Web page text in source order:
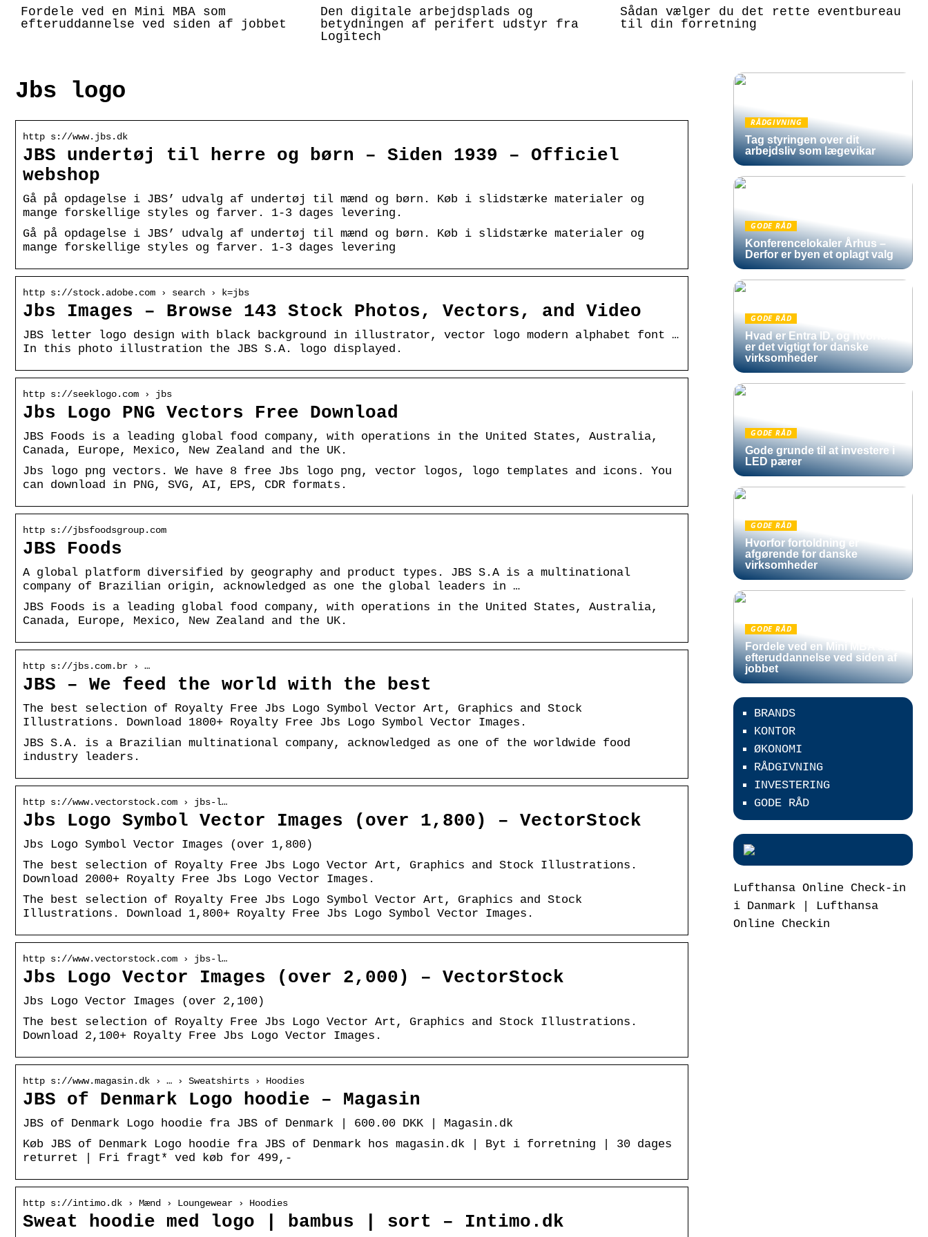
Fordele ved en Mini MBA som
efteruddannelse ved siden af jobbet
Den digitale arbejdsplads og
betydningen af perifert udstyr fra
Logitech
Sådan vælger du det rette eventbureau
til din forretning
Jbs logo
http s://www.jbs.dk
JBS undertøj til herre og børn – Siden 1939 – Officiel
webshop
Gå på opdagelse i JBS’ udvalg af undertøj til mænd og børn. Køb i slidstærke materialer og
mange forskellige styles og farver. 1-3 dages levering.
Gå på opdagelse i JBS’ udvalg af undertøj til mænd og børn. Køb i slidstærke materialer og
mange forskellige styles og farver. 1-3 dages levering
http s://stock.adobe.com › search › k=jbs
Jbs Images – Browse 143 Stock Photos, Vectors, and Video
JBS letter logo design with black background in illustrator, vector logo modern alphabet font …
In this photo illustration the JBS S.A. logo displayed.
http s://seeklogo.com › jbs
Jbs Logo PNG Vectors Free Download
JBS Foods is a leading global food company, with operations in the United States, Australia,
Canada, Europe, Mexico, New Zealand and the UK.
Jbs logo png vectors. We have 8 free Jbs logo png, vector logos, logo templates and icons. You
can download in PNG, SVG, AI, EPS, CDR formats.
http s://jbsfoodsgroup.com
JBS Foods
A global platform diversified by geography and product types. JBS S.A is a multinational
company of Brazilian origin, acknowledged as one the global leaders in …
JBS Foods is a leading global food company, with operations in the United States, Australia,
Canada, Europe, Mexico, New Zealand and the UK.
http s://jbs.com.br › …
JBS – We feed the world with the best
The best selection of Royalty Free Jbs Logo Symbol Vector Art, Graphics and Stock
Illustrations. Download 1800+ Royalty Free Jbs Logo Symbol Vector Images.
JBS S.A. is a Brazilian multinational company, acknowledged as one of the worldwide food
industry leaders.
http s://www.vectorstock.com › jbs-l…
Jbs Logo Symbol Vector Images (over 1,800) – VectorStock
Jbs Logo Symbol Vector Images (over 1,800)
The best selection of Royalty Free Jbs Logo Vector Art, Graphics and Stock Illustrations.
Download 2000+ Royalty Free Jbs Logo Vector Images.
The best selection of Royalty Free Jbs Logo Symbol Vector Art, Graphics and Stock
Illustrations. Download 1,800+ Royalty Free Jbs Logo Symbol Vector Images.
http s://www.vectorstock.com › jbs-l…
Jbs Logo Vector Images (over 2,000) – VectorStock
Jbs Logo Vector Images (over 2,100)
The best selection of Royalty Free Jbs Logo Vector Art, Graphics and Stock Illustrations.
Download 2,100+ Royalty Free Jbs Logo Vector Images.
http s://www.magasin.dk › … › Sweatshirts › Hoodies
JBS of Denmark Logo hoodie – Magasin
JBS of Denmark Logo hoodie fra JBS of Denmark | 600.00 DKK | Magasin.dk
Køb JBS of Denmark Logo hoodie fra JBS of Denmark hos magasin.dk | Byt i forretning | 30 dages
returret | Fri fragt* ved køb for 499,-
http s://intimo.dk › Mænd › Loungewear › Hoodies
Sweat hoodie med logo | bambus | sort – Intimo.dk
RÅDGIVNING
Tag styringen over dit
arbejdsliv som lægevikar
GODE RÅD
Konferencelokaler Århus –
Derfor er byen et oplagt valg
GODE RÅD
Hvad er Entra ID, og hvorfor
er det vigtigt for danske
virksomheder
GODE RÅD
Gode grunde til at investere i
LED pærer
GODE RÅD
Hvorfor fortoldning er
afgørende for danske
virksomheder
GODE RÅD
Fordele ved en Mini MBA som
efteruddannelse ved siden af
jobbet
BRANDS
KONTOR
ØKONOMI
RÅDGIVNING
INVESTERING
GODE RÅD
Lufthansa Online Check-in
i Danmark | Lufthansa
Online Checkin